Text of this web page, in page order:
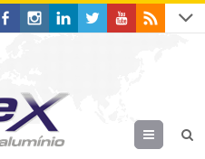
Menu